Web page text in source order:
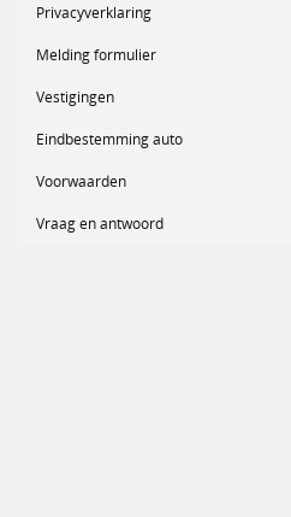
Privacyverklaring
Melding formulier
Vestigingen
Eindbestemming auto
Voorwaarden
Vraag en antwoord